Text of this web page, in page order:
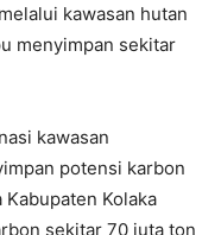
kawasan hutan
menyimpan sekitar
kawasan
potensi karbon
Kolaka
sekitar 70 juta ton